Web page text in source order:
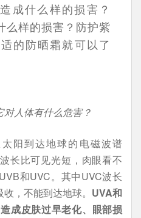
成什么样的损害？
么样的损害？防护紫
的防晒霜就可以了
人体有什么危害？
阳到达地球的电磁波谱
长比可见光短，肉眼看不
和UVC。其中UVC波长
，不能到达地球。 UVA和
成皮肤过早老化、眼部损